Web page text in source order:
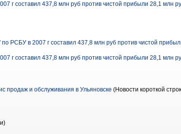
г составил 437,8 млн руб против чистой прибыли 28,1 млн
РСБУ в 2007 г составил 437,8 млн руб против чистой
г составил 437,8 млн руб против чистой прибыли 28,1 млн
продаж и обслуживания в Ульяновске (Новости короткой